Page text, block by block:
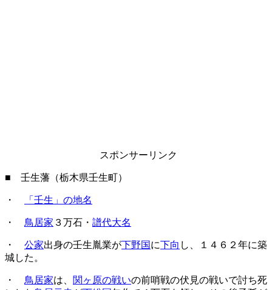
スポンサーリンク
■ 壬生藩（栃木県壬生町）
・ 「壬生」の地名
・ 鳥居家 ３万石・ 譜代大名
・ 公家出身の壬生胤業が下野国に下向 し、１４６２年に築
城した。
・ 鳥居家は、 関ヶ原の戦いの前哨戦の伏見の戦いで討ち死